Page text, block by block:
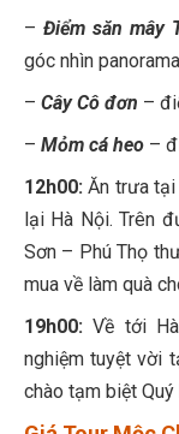
– Điểm săn mây
góc nhìn panorama
– Cây Cô đơn –
– Mỏm cá heo –
12h00:Ăn trưa tại
lại Hà Nội. Trên
Sơn – Phú Thọ
mua về làm quà
19h00: Về tới
nghiệm tuyệt vời
chào tạm biệt